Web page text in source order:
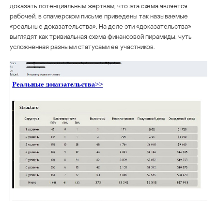
доказать потенциальным жертвам, что эта схема является
рабочей, в спамерском письме приведены так называемые
«реальные доказательства». На деле эти «доказательства»
выглядят как тривиальная схема финансовой пирамиды, чуть
усложненная разными статусами ее участников.